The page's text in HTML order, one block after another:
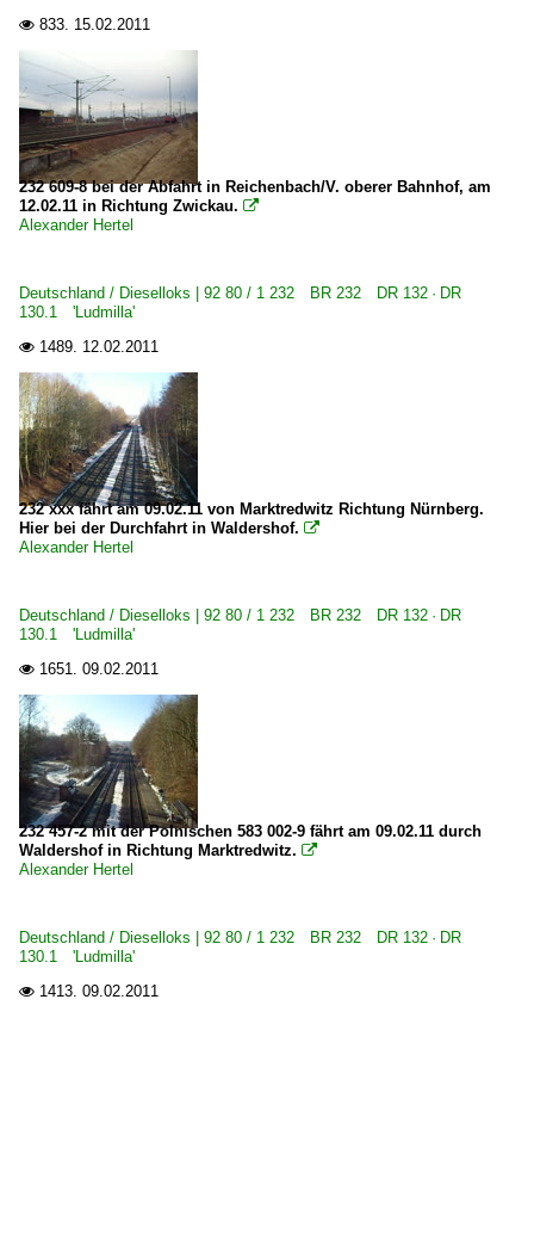
 833. 15.02.2011
232 609-8 bei der Abfahrt in Reichenbach/V. oberer Bahnhof, am
12.02.11 in Richtung Zwickau. 
Alexander Hertel
Deutschland / Dieselloks | 92 80 / 1 232 BR 232 DR 132 · DR
130.1 'Ludmilla'
 1489. 12.02.2011
232 xxx fährt am 09.02.11 von Marktredwitz Richtung Nürnberg.
Hier bei der Durchfahrt in Waldershof. 
Alexander Hertel
Deutschland / Dieselloks | 92 80 / 1 232 BR 232 DR 132 · DR
130.1 'Ludmilla'
 1651. 09.02.2011
232 457-2 mit der Polnischen 583 002-9 fährt am 09.02.11 durch
Waldershof in Richtung Marktredwitz. 
Alexander Hertel
Deutschland / Dieselloks | 92 80 / 1 232 BR 232 DR 132 · DR
130.1 'Ludmilla'
 1413. 09.02.2011